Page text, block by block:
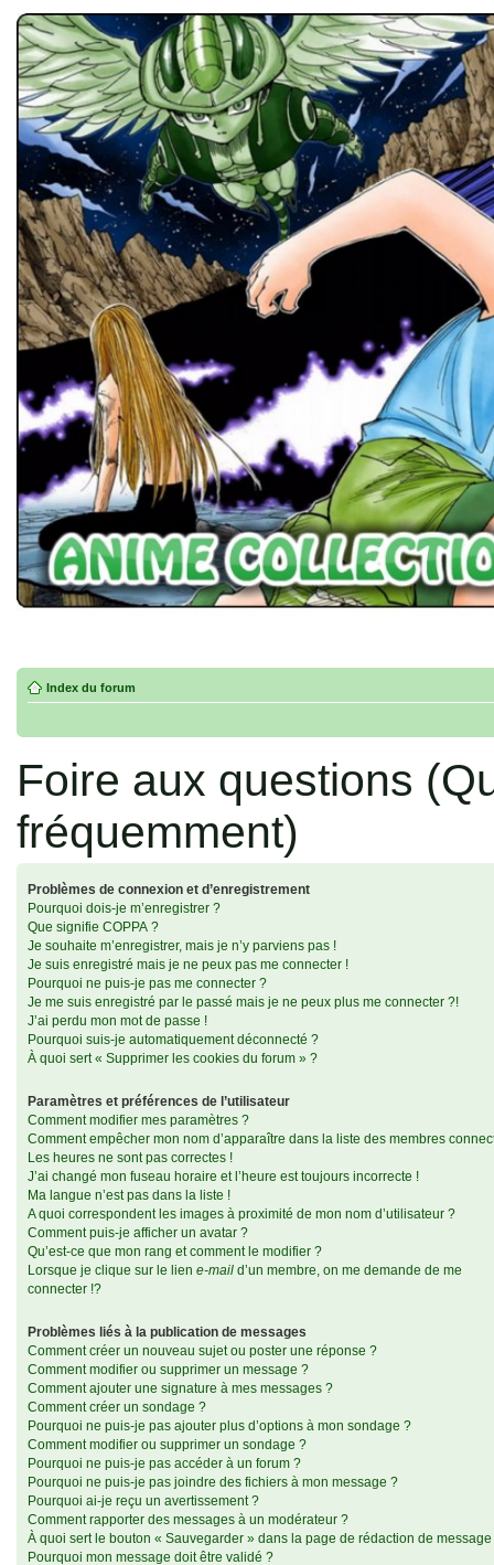
Index du forum
Foire aux questions
fréquemment)
Problèmes de connexion et d’enregistrement
Pourquoi dois-je m’enregistrer ?
Que signifie COPPA ?
Je souhaite m’enregistrer, mais je n’y parviens pas !
Je suis enregistré mais je ne peux pas me connecter !
Pourquoi ne puis-je pas me connecter ?
Je me suis enregistré par le passé mais je ne peux plus me connecter ?!
J’ai perdu mon mot de passe !
Pourquoi suis-je automatiquement déconnecté ?
À quoi sert « Supprimer les cookies du forum » ?
Paramètres et préférences de l’utilisateur
Comment modifier mes paramètres ?
Comment empêcher mon nom d’apparaître dans la liste des membres
Les heures ne sont pas correctes !
J’ai changé mon fuseau horaire et l’heure est toujours incorrecte !
Ma langue n’est pas dans la liste !
A quoi correspondent les images à proximité de mon nom d’utilisateur ?
Comment puis-je afficher un avatar ?
Qu’est-ce que mon rang et comment le modifier ?
Lorsque je clique sur le lien e-mail d’un membre, on me demande de me
connecter !?
Problèmes liés à la publication de messages
Comment créer un nouveau sujet ou poster une réponse ?
Comment modifier ou supprimer un message ?
Comment ajouter une signature à mes messages ?
Comment créer un sondage ?
Pourquoi ne puis-je pas ajouter plus d’options à mon sondage ?
Comment modifier ou supprimer un sondage ?
Pourquoi ne puis-je pas accéder à un forum ?
Pourquoi ne puis-je pas joindre des fichiers à mon message ?
Pourquoi ai-je reçu un avertissement ?
Comment rapporter des messages à un modérateur ?
À quoi sert le bouton « Sauvegarder » dans la page de rédaction de message
Pourquoi mon message doit être validé ?